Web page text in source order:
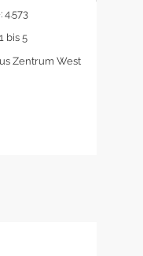
4.573
bis 5
Zentrum West